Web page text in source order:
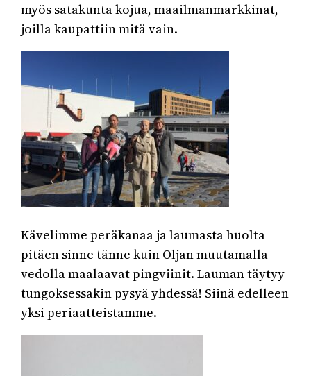
myös satakunta kojua, maailmanmarkkinat,
joilla kaupattiin mitä vain.
Kävelimme peräkanaa ja laumasta huolta
pitäen sinne tänne kuin Oljan muutamalla
vedolla maalaavat pingviinit. Lauman täytyy
tungoksessakin pysyä yhdessä! Siinä edelleen
yksi periaatteistamme.